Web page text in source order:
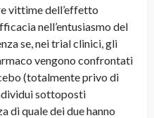
vittime dell’effetto
nell’entusiasmo del
se, nei trial clinici, gli
vengono confrontati
(totalmente privo di
sottoposti
di quale dei due hanno